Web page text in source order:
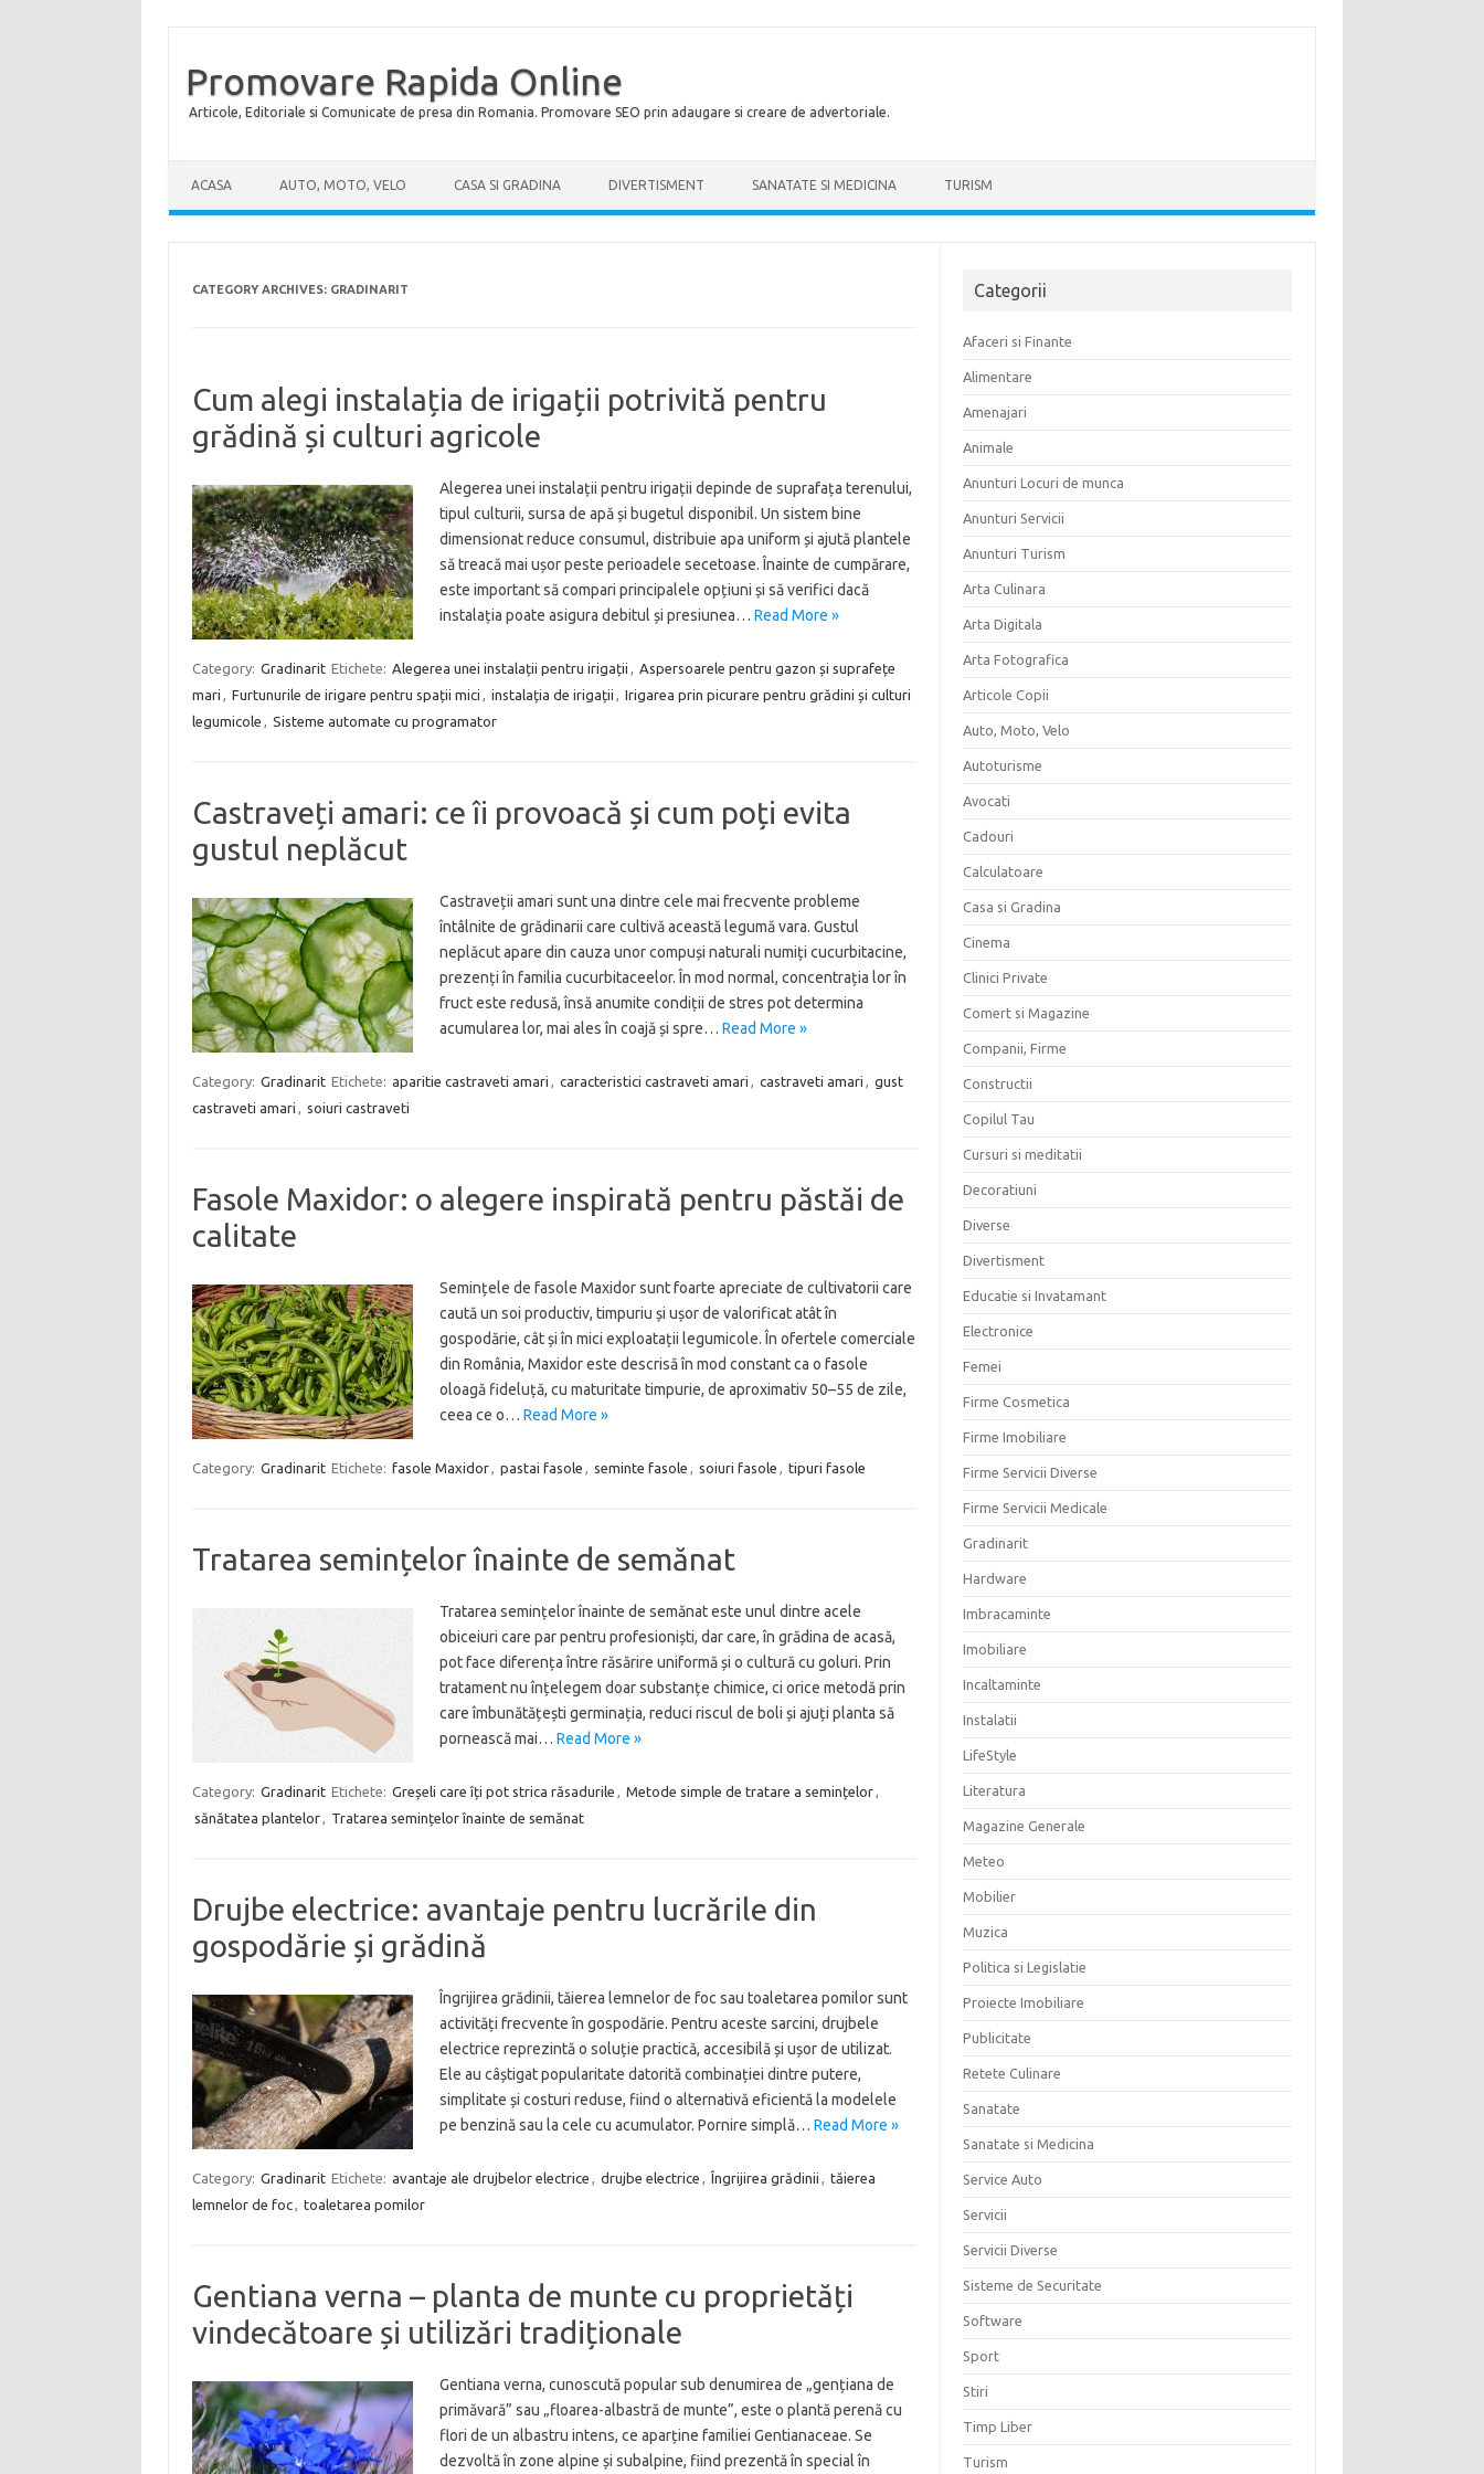
Promovare Rapida Online
Articole, Editoriale si Comunicate de presa din Romania. Promovare SEO prin adaugare si creare de advertoriale.
ACASA AUTO, MOTO, VELO CASA SI GRADINA DIVERTISMENT SANATATE SI MEDICINA TURISM
CATEGORY ARCHIVES: GRADINARIT
Cum alegi instalația de irigații potrivită pentru
grădină și culturi agricole
Alegerea unei instalații pentru irigații depinde de suprafața terenului,
tipul culturii, sursa de apă și bugetul disponibil. Un sistem bine
dimensionat reduce consumul, distribuie apa uniform și ajută plantele
să treacă mai ușor peste perioadele secetoase. Înainte de cumpărare,
este important să compari principalele opțiuni și să verifici dacă
instalația poate asigura debitul și presiunea… Read More »
Category: Gradinarit Etichete: Alegerea unei instalații pentru irigații , Aspersoarele pentru gazon și suprafețe
mari , Furtunurile de irigare pentru spații mici , instalația de irigații , Irigarea prin picurare pentru grădini și culturi
legumicole , Sisteme automate cu programator
Castraveți amari: ce îi provoacă și cum poți evita
gustul neplăcut
Castraveții amari sunt una dintre cele mai frecvente probleme
întâlnite de grădinarii care cultivă această legumă vara. Gustul
neplăcut apare din cauza unor compuși naturali numiți cucurbitacine,
prezenți în familia cucurbitaceelor. În mod normal, concentrația lor în
fruct este redusă, însă anumite condiții de stres pot determina
acumularea lor, mai ales în coajă și spre… Read More »
Category: Gradinarit Etichete: aparitie castraveti amari , caracteristici castraveti amari , castraveti amari , gust
castraveti amari , soiuri castraveti
Fasole Maxidor: o alegere inspirată pentru păstăi de
calitate
Semințele de fasole Maxidor sunt foarte apreciate de cultivatorii care
caută un soi productiv, timpuriu și ușor de valorificat atât în
gospodărie, cât și în mici exploatații legumicole. În ofertele comerciale
din România, Maxidor este descrisă în mod constant ca o fasole
oloagă fideluță, cu maturitate timpurie, de aproximativ 50–55 de zile,
ceea ce o… Read More »
Category: Gradinarit Etichete: fasole Maxidor, pastai fasole , seminte fasole , soiuri fasole , tipuri fasole
Tratarea semințelor înainte de semănat
Tratarea semințelor înainte de semănat este unul dintre acele
obiceiuri care par pentru profesioniști, dar care, în grădina de acasă,
pot face diferența între răsărire uniformă și o cultură cu goluri. Prin
tratament nu înțelegem doar substanțe chimice, ci orice metodă prin
care îmbunătățești germinația, reduci riscul de boli și ajuți planta să
pornească mai… Read More »
Category: Gradinarit Etichete: Greșeli care îți pot strica răsadurile , Metode simple de tratare a semințelor,
sănătatea plantelor, Tratarea semințelor înainte de semănat
Drujbe electrice: avantaje pentru lucrările din
gospodărie și grădină
Îngrijirea grădinii, tăierea lemnelor de foc sau toaletarea pomilor sunt
activități frecvente în gospodărie. Pentru aceste sarcini, drujbele
electrice reprezintă o soluție practică, accesibilă și ușor de utilizat.
Ele au câștigat popularitate datorită combinației dintre putere,
simplitate și costuri reduse, fiind o alternativă eficientă la modelele
pe benzină sau la cele cu acumulator. Pornire simplă… Read More »
Category: Gradinarit Etichete: avantaje ale drujbelor electrice , drujbe electrice , Îngrijirea grădinii , tăierea
lemnelor de foc, toaletarea pomilor
Gentiana verna – planta de munte cu proprietăți
vindecătoare și utilizări tradiționale
Gentiana verna, cunoscută popular sub denumirea de „gențiana de
primăvară” sau „floarea-albastră de munte”, este o plantă perenă cu
flori de un albastru intens, ce aparține familiei Gentianaceae. Se
dezvoltă în zone alpine și subalpine, fiind prezentă în special în
Categorii
Afaceri si Finante
Alimentare
Amenajari
Animale
Anunturi Locuri de munca
Anunturi Servicii
Anunturi Turism
Arta Culinara
Arta Digitala
Arta Fotografica
Articole Copii
Auto, Moto, Velo
Autoturisme
Avocati
Cadouri
Calculatoare
Casa si Gradina
Cinema
Clinici Private
Comert si Magazine
Companii, Firme
Constructii
Copilul Tau
Cursuri si meditatii
Decoratiuni
Diverse
Divertisment
Educatie si Invatamant
Electronice
Femei
Firme Cosmetica
Firme Imobiliare
Firme Servicii Diverse
Firme Servicii Medicale
Gradinarit
Hardware
Imbracaminte
Imobiliare
Incaltaminte
Instalatii
LifeStyle
Literatura
Magazine Generale
Meteo
Mobilier
Muzica
Politica si Legislatie
Proiecte Imobiliare
Publicitate
Retete Culinare
Sanatate
Sanatate si Medicina
Service Auto
Servicii
Servicii Diverse
Sisteme de Securitate
Software
Sport
Stiri
Timp Liber
Turism